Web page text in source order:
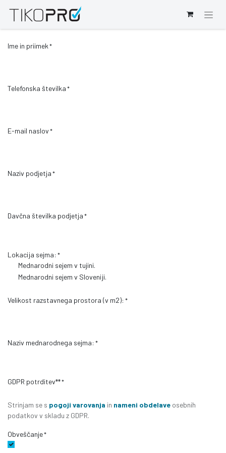
Ime in priimek *
Telefonska številka *
E-mail naslov *
Naziv podjetja *
Davčna številka podjetja *
Lokacija sejma: *
Mednarodni sejem v tujini.
Mednarodni sejem v Sloveniji.
Velikost razstavnega prostora (v m2): *
Naziv mednarodnega sejma: *
GDPR potrditev***
Strinjam se s pogoji varovanja in nameni obdelave osebnih
podatkov v skladu z GDPR.
Obveščanje*